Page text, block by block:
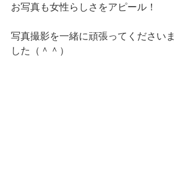
お写真も女性らしさをアピール！
写真撮影を一緒に頑張ってくださいま
した（＾＾）